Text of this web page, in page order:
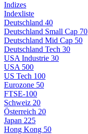
Indizes
Indexliste
Deutschland 40
Deutschland Small Cap 70
Deutschland Mid Cap 50
Deutschland Tech 30
USA Industrie 30
USA 500
US Tech 100
Eurozone 50
FTSE-100
Schweiz 20
Österreich 20
Japan 225
Hong Kong 50